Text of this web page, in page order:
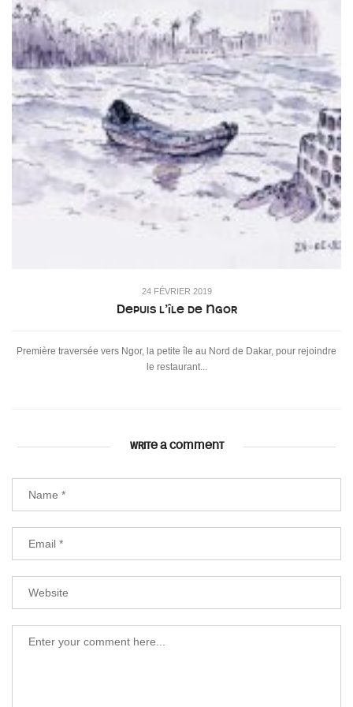
24 FÉVRIER 2019
Depuis l’île de Ngor
Première traversée vers Ngor, la petite île au Nord de Dakar, pour rejoindre
le restaurant...
WRITE A COMMENT